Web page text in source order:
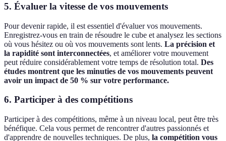
5. Évaluer la vitesse de vos mouvements
Pour devenir rapide, il est essentiel d'évaluer vos mouvements.
Enregistrez-vous en train de résoudre le cube et analysez les sections
où vous hésitez ou où vos mouvements sont lents. La précision et
la rapidité sont interconnectées, et améliorer votre mouvement
peut réduire considérablement votre temps de résolution total. Des
études montrent que les minuties de vos mouvements peuvent
avoir un impact de 50 % sur votre performance.
6. Participer à des compétitions
Participer à des compétitions, même à un niveau local, peut être très
bénéfique. Cela vous permet de rencontrer d'autres passionnés et
d'apprendre de nouvelles techniques. De plus, la compétition vous